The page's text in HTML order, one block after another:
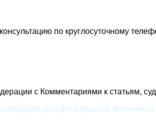
по круглосуточному
c Комментариями к статьям,
доступе открытых